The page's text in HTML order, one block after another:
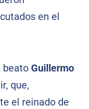
en el
beato Guillermo
que,
el reinado de